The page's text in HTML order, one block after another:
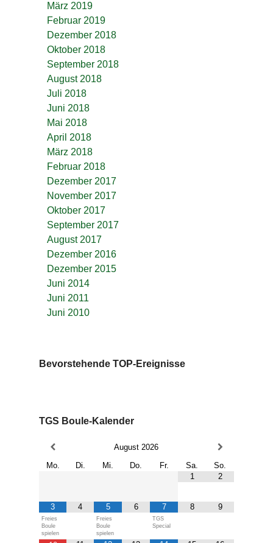
März 2019
Februar 2019
Dezember 2018
Oktober 2018
September 2018
August 2018
Juli 2018
Juni 2018
Mai 2018
April 2018
März 2018
Februar 2018
Dezember 2017
November 2017
Oktober 2017
September 2017
August 2017
Dezember 2016
Dezember 2015
Juni 2014
Juni 2011
Juni 2010
Bevorstehende TOP-Ereignisse
TGS Boule-Kalender
August 2026
Mo.
Di. Mi. Do. Fr. Sa.
So.
1
2
3
Freies
Boule
spielen
4 5
Freies
Boule
spielen
6 7
TGS
Special
8 9